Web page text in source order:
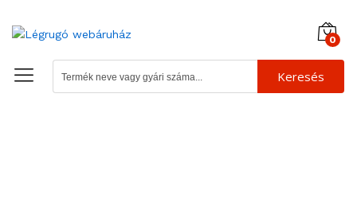
0
Keresés